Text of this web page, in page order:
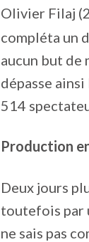
Olivier Filaj (2
compléta un
aucun but de
dépasse
514
Production
Deux jours
toutefois par
ne sais pas